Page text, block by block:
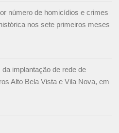
número de homicídios e crimes
nos sete primeiros meses
implantação de rede de
Alto Bela Vista e Vila Nova, em